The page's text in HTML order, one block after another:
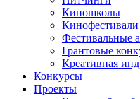
Киношколы
Фестивальные
Грантовые
Креативная
Конкурсы
Проекты